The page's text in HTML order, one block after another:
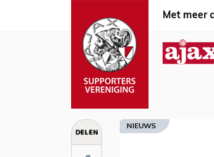
Met meer
DELEN NIEUWS